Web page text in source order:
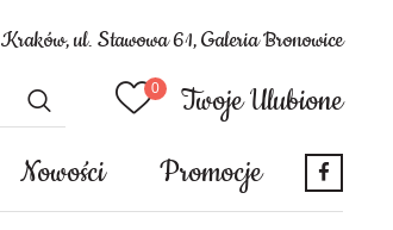
Kraków, ul. Stawowa 61, Galeria Bronowice
Twoje Ulubione
Nowości Promocje